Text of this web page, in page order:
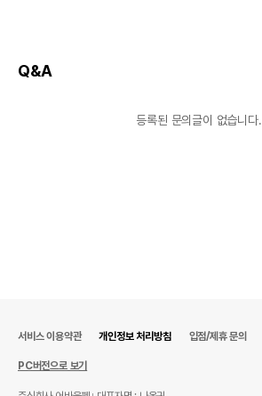
Q&A
등록된 문의글이 없습니다.
서비스 이용약관 개인정보 처리방침 입점/제휴 문의
PC버전으로 보기